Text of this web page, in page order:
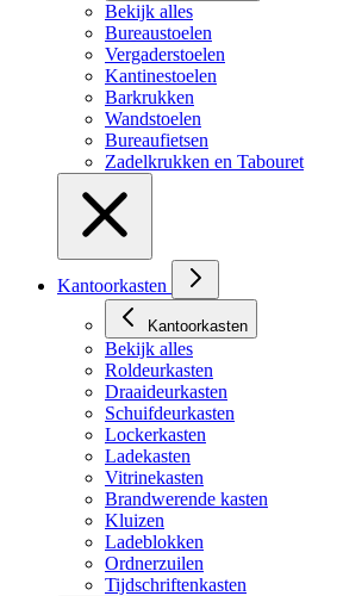
Bekijk alles
Bureaustoelen
Vergaderstoelen
Kantinestoelen
Barkrukken
Wandstoelen
Bureaufietsen
Zadelkrukken en Tabouret
Kantoorkasten
Kantoorkasten
Bekijk alles
Roldeurkasten
Draaideurkasten
Schuifdeurkasten
Lockerkasten
Ladekasten
Vitrinekasten
Brandwerende kasten
Kluizen
Ladeblokken
Ordnerzuilen
Tijdschriftenkasten